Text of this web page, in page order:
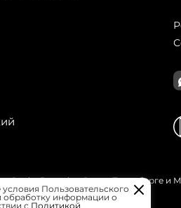
Opel и Renault в Санкт-Петербурге и
Пользовательского
обработку информации о
с Политикой